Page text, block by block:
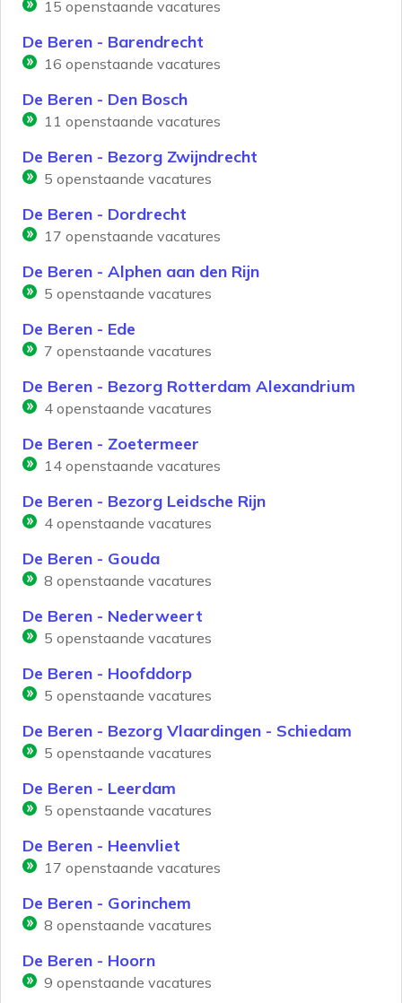
15 openstaande vacatures
De Beren - Barendrecht
16 openstaande vacatures
De Beren - Den Bosch
11 openstaande vacatures
De Beren - Bezorg Zwijndrecht
5 openstaande vacatures
De Beren - Dordrecht
17 openstaande vacatures
De Beren - Alphen aan den Rijn
5 openstaande vacatures
De Beren - Ede
7 openstaande vacatures
De Beren - Bezorg Rotterdam Alexandrium
4 openstaande vacatures
De Beren - Zoetermeer
14 openstaande vacatures
De Beren - Bezorg Leidsche Rijn
4 openstaande vacatures
De Beren - Gouda
8 openstaande vacatures
De Beren - Nederweert
5 openstaande vacatures
De Beren - Hoofddorp
5 openstaande vacatures
De Beren - Bezorg Vlaardingen - Schiedam
5 openstaande vacatures
De Beren - Leerdam
5 openstaande vacatures
De Beren - Heenvliet
17 openstaande vacatures
De Beren - Gorinchem
8 openstaande vacatures
De Beren - Hoorn
9 openstaande vacatures